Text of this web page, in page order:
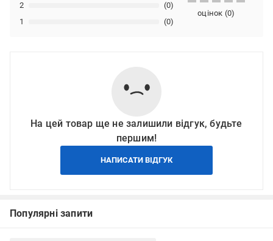
1 (0)
2 (0)
оцінок (0)
На цей товар ще не залишили відгук, будьте
першим!
НАПИСАТИ ВІДГУК
Популярні запити